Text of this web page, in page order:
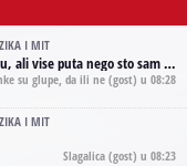
I MIT
stranama interneta. Te stoga zakljucujem da je Tom Waits Lady Gaga muzike namrstenih, ma
su glupe, da ili ne (gost) u 08:28
I MIT
Slagalica (gost) u 08:23